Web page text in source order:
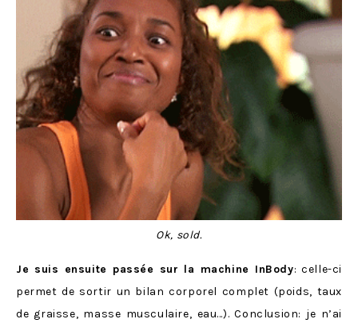
Ok, sold.
Je suis ensuite passée sur la machine InBody: celle-ci
permet de sortir un bilan corporel complet (poids, taux
de graisse, masse musculaire, eau…). Conclusion: je n’ai